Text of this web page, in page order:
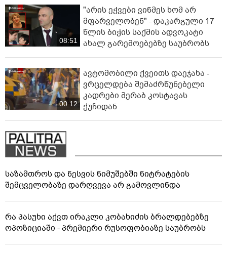
08:51
"არის ეჭვები ვინმეს ხომ არ
მფარველობენ" - დაკარგული 17
წლის ბიჭის საქმის ადვოკატი
ახალ გარემოებებზე საუბრობს
00:12
ავტომობილი ქვეითს დაეჯახა -
ვრცელდება შემაძრწუნებელი
კადრები მერაბ კოსტავას
ქუჩიდან
საზამთროს და ნესვის ნიმუშებში ნიტრატების
შემცველობაზე დარღვევა არ გამოვლინდა
რა პასუხი აქვთ ირაკლი კობახიძის ბრალდებებზე
ოპოზიციაში - პრემიერი რუსოფობიაზე საუბრობს